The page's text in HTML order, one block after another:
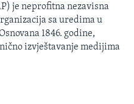
je neprofitna nezavisna
sa uredima u
1846. godine,
izvještavanje medijima